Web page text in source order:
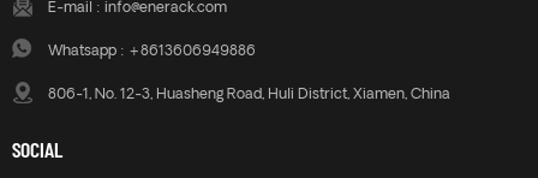
E-mail : info@enerack.com
Whatsapp : +8613606949886
806-1, No. 12-3, Huasheng Road, Huli District, Xiamen, China
SOCIAL